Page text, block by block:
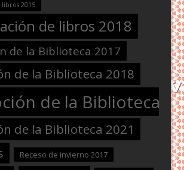
2015
de libros 2018
de la Biblioteca 2017
de la Biblioteca 2018
de la Biblioteca
de la Biblioteca 2021
Receso de invierno 2017